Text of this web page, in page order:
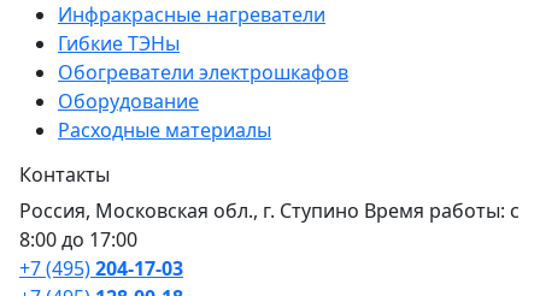
Инфракрасные нагреватели
Гибкие ТЭНы
Обогреватели электрошкафов
Оборудование
Расходные материалы
Контакты
Россия, Московская обл., г. Ступино Время работы: с
8:00 до 17:00
+7 (495)204-17-03